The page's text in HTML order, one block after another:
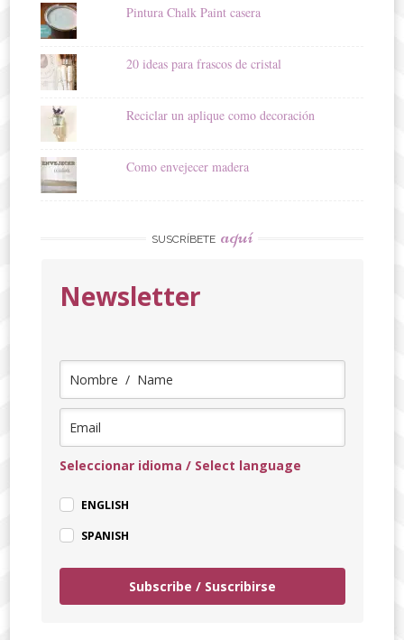
Pintura Chalk Paint casera
20 ideas para frascos de cristal
Reciclar un aplique como decoración
Como envejecer madera
SUSCRÍBETE aquí
Newsletter
Seleccionar idioma / Select language
ENGLISH
SPANISH
Subscribe / Suscribirse